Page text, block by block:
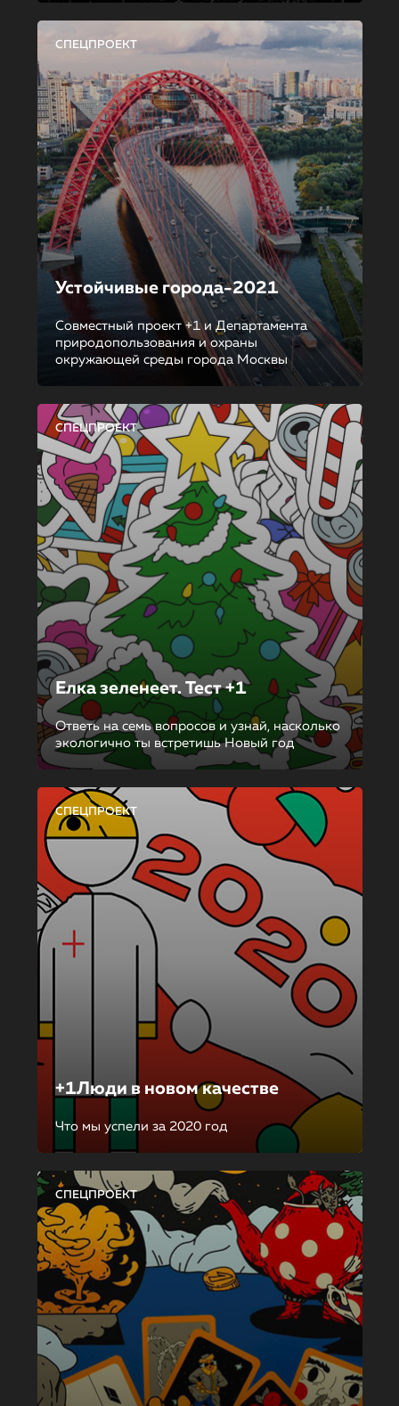
СПЕЦПРОЕКТ
Устойчивые города-2021
Совместный проект +1 и Департамента
природопользования и охраны
окружающей среды города Москвы
СПЕЦПРОЕКТ
Елка зеленеет. Тест +1
Ответь на семь вопросов и узнай, насколько
экологично ты встретишь Новый год
СПЕЦПРОЕКТ
+1Люди в новом качестве
Что мы успели за 2020 год
СПЕЦПРОЕКТ